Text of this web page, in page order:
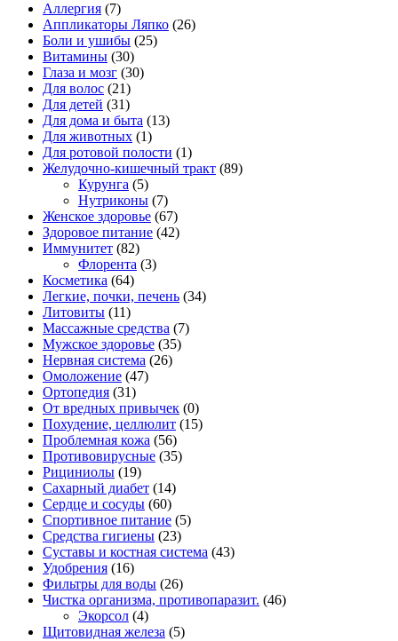
Аллергия (7)
Аппликаторы Ляпко (26)
Боли и ушибы (25)
Витамины (30)
Глаза и мозг (30)
Для волос (21)
Для детей (31)
Для дома и быта (13)
Для животных (1)
Для ротовой полости (1)
Желудочно-кишечный тракт (89)
Курунга (5)
Нутриконы (7)
Женское здоровье (67)
Здоровое питание (42)
Иммунитет (82)
Флорента (3)
Косметика (64)
Легкие, почки, печень (34)
Литовиты (11)
Массажные средства (7)
Мужское здоровье (35)
Нервная система (26)
Омоложение (47)
Ортопедия (31)
От вредных привычек (0)
Похудение, целлюлит (15)
Проблемная кожа (56)
Противовирусные (35)
Рициниолы (19)
Сахарный диабет (14)
Сердце и сосуды (60)
Спортивное питание (5)
Средства гигиены (23)
Суставы и костная система (43)
Удобрения (16)
Фильтры для воды (26)
Чистка организма, противопаразит. (46)
Экорсол (4)
Щитовидная железа (5)